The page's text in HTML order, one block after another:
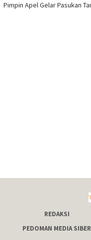
Pimpin Apel Gelar Pasukan
REDAKSI
PEDOMAN MEDIA SIBER